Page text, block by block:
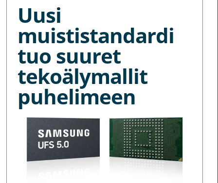
Uusi
muististandardi
tuo suuret
tekoälymallit
puhelimeen